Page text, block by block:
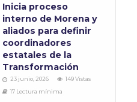
Inicia proceso
interno de Morena y
aliados para definir
coordinadores
estatales de la
Transformación
23 junio, 2026
149 Vistas
17 Lectura mínima